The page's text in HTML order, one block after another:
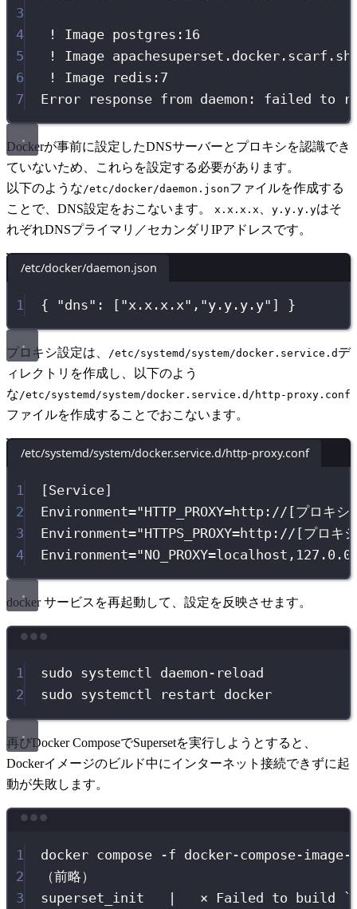
3
4
! Image postgres:16
5
! Image
6
! Image redis:7
7
Error response from daemon: failed to
Dockerが事前に設定したDNSサーバーとプロキシを認識でき
ていないため、これらを設定する必要があります。
以下のような/etc/docker/daemon.jsonファイルを作成する
ことで、DNS設定をおこないます。 x.x.x.x y.y.y.yはそ
れぞれDNSプライマリ／セカンダリIPアドレスです。
/etc/docker/daemon.json
1 { "dns" : [ "x.x.x.x" , "y.y.y.y" ] }
プロキシ設定は、 /etc/systemd/system/docker.service.d デ
ィレクトリを作成し、以下のよう
な/etc/systemd/system/docker.service.d/http-proxy.conf
ファイルを作成することでおこないます。
/etc/systemd/system/docker.service.d/http-proxy.conf
1
[Service]
2
Environment="HTTP_PROXY=http://[プロキシ
3
Environment="HTTPS_PROXY=http://[プロキシ
4
Environment="NO_PROXY=
docker サービスを再起動して、設定を反映させます。
1 sudo systemctl daemon-reload
2
sudo systemctl restart docker
再びDocker ComposeでSupersetを実行しようとすると、
Dockerイメージのビルド中にインターネット接続できずに起
動が失敗します。
1
docker compose -f docker-compose-
2
（前略）
3
superset_init   |   × Failed to build